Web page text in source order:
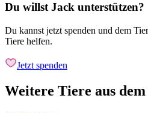
Du willst Jack unterstützen?
Du kannst jetzt spenden und dem
Tiere helfen.
Jetzt spenden
Weitere Tiere aus